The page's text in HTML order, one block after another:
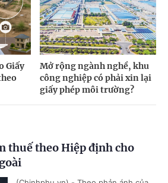
Giấy
Mở rộng ngành nghề, khu
công nghiệp có phải xin lại
giấy phép môi trường?
thuế theo Hiệp định cho